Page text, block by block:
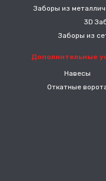
Заборы из
3D
Заборы из
Дополнительные
Навесы
Откатные